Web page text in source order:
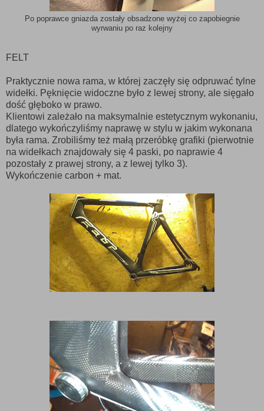
Po poprawce gniazda zostały obsadzone wyżej co zapobiegnie
wyrwaniu po raz kolejny
FELT
Praktycznie nowa rama, w której zaczęły się odpruwać tylne
widełki. Pęknięcie widoczne było z lewej strony, ale sięgało
dość głęboko w prawo.
Klientowi zależało na maksymalnie estetycznym wykonaniu,
dlatego wykończyliśmy naprawę w stylu w jakim wykonana
była rama. Zrobiliśmy też małą przeróbkę grafiki (pierwotnie
na widełkach znajdowały się 4 paski, po naprawie 4
pozostały z prawej strony, a z lewej tylko 3).
Wykończenie carbon + mat.